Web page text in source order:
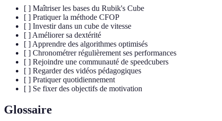
[ ] Maîtriser les bases du Rubik's Cube
[ ] Pratiquer la méthode CFOP
[ ] Investir dans un cube de vitesse
[ ] Améliorer sa dextérité
[ ] Apprendre des algorithmes optimisés
[ ] Chronométrer régulièrement ses performances
[ ] Rejoindre une communauté de speedcubers
[ ] Regarder des vidéos pédagogiques
[ ] Pratiquer quotidiennement
[ ] Se fixer des objectifs de motivation
Glossaire